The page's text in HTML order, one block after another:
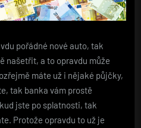
pořádné nové auto, tak
našetřit, a to opravdu může
máte už i nějaké půjčky,
tak banka vám prostě
jste po splatnosti, tak
Protože opravdu to už je